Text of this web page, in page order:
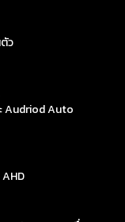
ว
Audriod Auto